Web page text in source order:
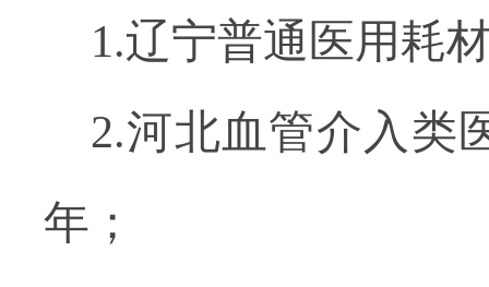
1.辽宁普通医用耗
2.河北血管介入类
年；